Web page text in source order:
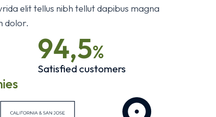
elit tellus nibh tellut dapibus magna
dolor.
94,5%
Satisfied customers